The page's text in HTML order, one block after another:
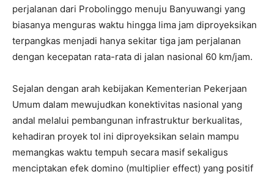
perjalanan dari Probolinggo menuju Banyuwangi yang
biasanya menguras waktu hingga lima jam diproyeksikan
terpangkas menjadi hanya sekitar tiga jam perjalanan
dengan kecepatan rata-rata di jalan nasional 60 km/jam.
Sejalan dengan arah kebijakan Kementerian Pekerjaan
Umum dalam mewujudkan konektivitas nasional yang
andal melalui pembangunan infrastruktur berkualitas,
kehadiran proyek tol ini diproyeksikan selain mampu
memangkas waktu tempuh secara masif sekaligus
menciptakan efek domino (multiplier effect) yang positif